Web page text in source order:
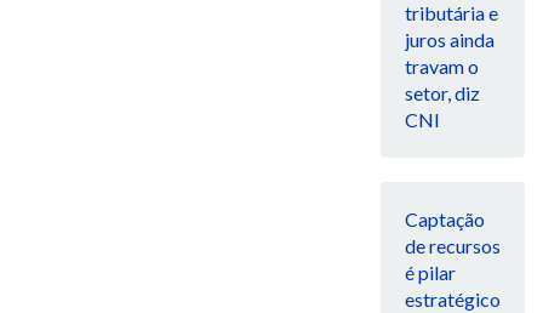
tributária e
juros ainda
travam o
setor, diz
CNI
Captação
de recursos
é pilar
estratégico